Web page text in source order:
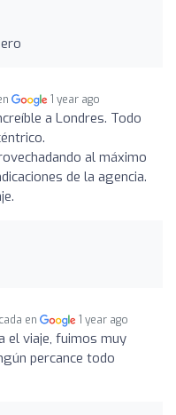
1 year ago
a Londres. Todo
al máximo
de la agencia.
en 1 year ago
el viaje, fuimos muy
percance todo